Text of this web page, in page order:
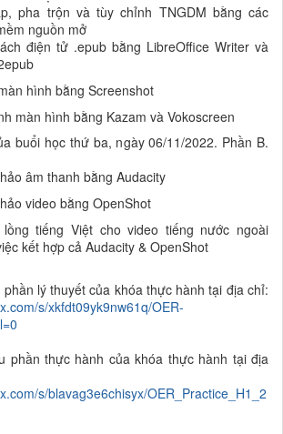
pha trộn và tùy chỉnh TNGDM bằng các
nguồn mở
điện tử .epub bằng LibreOffice Writer và
hình bằng Screenshot
màn hình bằng Kazam và Vokoscreen
buổi học thứ ba, ngày 06/11/2022. Phần B.
âm thanh bằng Audacity
video bằng OpenShot
lồng tiếng Việt cho video tiếng nước ngoài
kết hợp cả Audacity & OpenShot
lý thuyết của khóa thực hành tại địa chỉ:
s/xkfdt09yk9nw61q/OER-
phần thực hành của khóa thực hành tại địa
s/blavag3e6chisyx/OER_Practice_H1_2